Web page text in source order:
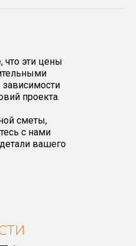
что эти цены
зависимости
проекта.
сметы,
с нами
вашего